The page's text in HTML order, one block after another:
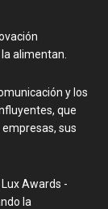
alimentan.
y los
que
sus
Awards -
la